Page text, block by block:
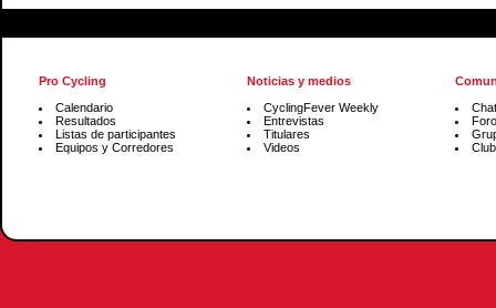
Pro Cycling
Calendario
Resultados
Listas de participantes
Equipos y Corredores
Noticias y medios
CyclingFever Weekly
Entrevistas
Titulares
Videos
Chat
Foro